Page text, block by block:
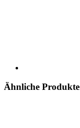
Ähnliche Produkte